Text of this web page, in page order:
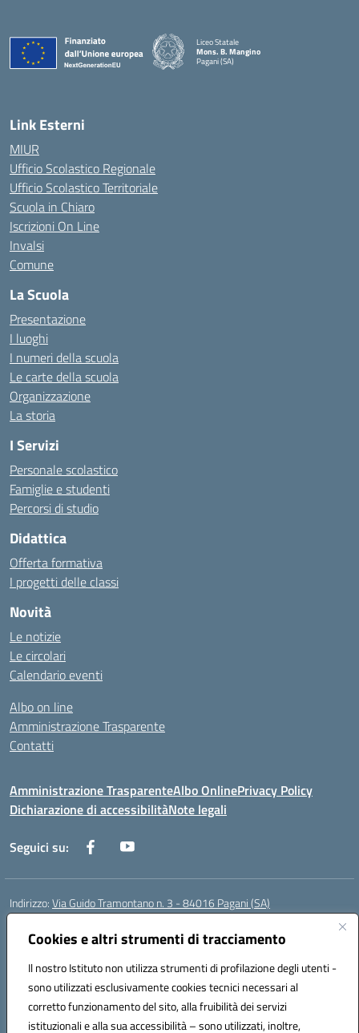
Cookies e altri strumenti di tracciamento
Il nostro Istituto non utilizza strumenti di profilazione degli utenti -
sono utilizzati esclusivamente cookies tecnici necessari al
corretto funzionamento del sito, alla fruibilità dei servizi
istituzionali e alla sua accessibilità – sono utilizzati, inoltre,
Liceo Statale
Mons. B. Mangino
Pagani (SA)
— Visita la pagina iniziale della scuola
Link Esterni
MIUR
Ufficio Scolastico Regionale
Ufficio Scolastico Territoriale
Scuola in Chiaro
Iscrizioni On Line
Invalsi
Comune
La Scuola
Presentazione
I luoghi
I numeri della scuola
Le carte della scuola
Organizzazione
La storia
I Servizi
Personale scolastico
Famiglie e studenti
Percorsi di studio
Didattica
Offerta formativa
I progetti delle classi
Novità
Le notizie
Le circolari
Calendario eventi
Albo on line
Amministrazione Trasparente
Contatti
Amministrazione TrasparenteAlbo OnlinePrivacy Policy
Dichiarazione di accessibilitàNote legali
Seguici su:
Indirizzo:Via Guido Tramontano n. 3 - 84016 Pagani (SA)
Centralino:
Posta elettronica certificata (PEC):saps08000t@pec.istruzione.it
Codice fiscale: 80022400651
Codice meccanografico:SAPS08000T
Codice Indice delle Pubbliche Amministrazioni (IPA): istsc_saps08000t
Codice unico di fatturazione (CUF): UFC29W